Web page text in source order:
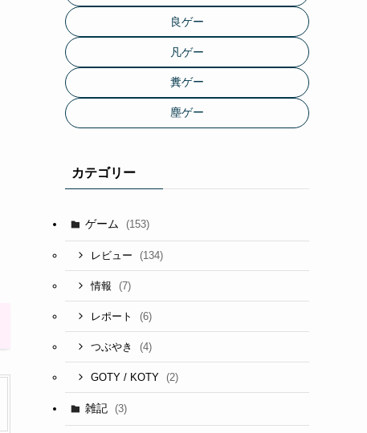
良ゲー
凡ゲー
糞ゲー
塵ゲー
カテゴリー
ゲーム (153)
レビュー (134)
情報 (7)
レポート (6)
つぶやき (4)
GOTY / KOTY (2)
雑記 (3)